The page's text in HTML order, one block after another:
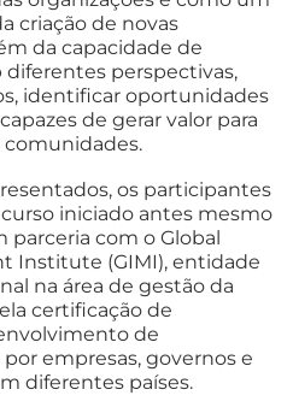
criação de novas
da capacidade de
perspectivas,
identificar oportunidades
de gerar valor para
comunidades.
os participantes
iniciado antes mesmo
parceria com o Global
Institute (GIMI), entidade
na área de gestão da
certificação de
de
empresas, governos e
diferentes países.